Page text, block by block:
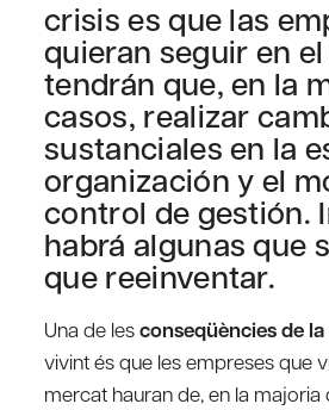
crisis es que las
quieran seguir en
tendrán que, en la
casos, realizar
sustanciales en la
organización y el
control de gestión.
habrá algunas que
que reeinventar.
Una de lesconseqüències de
vivint és que les empreses que
mercat hauran de, en la majoria